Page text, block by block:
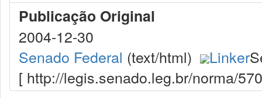
Publicação Original
2004-12-30
Senado Federal (text/html) Linker
[ http://legis.senado.leg.br/norma/